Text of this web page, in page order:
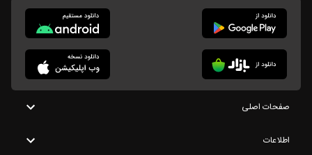
صفحات اصلی
اطلاعات